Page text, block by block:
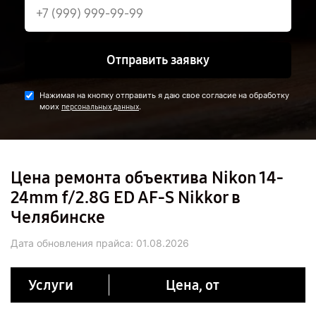
Отправить заявку
Нажимая на кнопку отправить я даю свое согласие на обработку
моих персональных данных.
Цена ремонта объектива Nikon 14-
24mm f/2.8G ED AF-S Nikkor в
Челябинске
Дата обновления прайса: 01.08.2026
Услуги Цена, от